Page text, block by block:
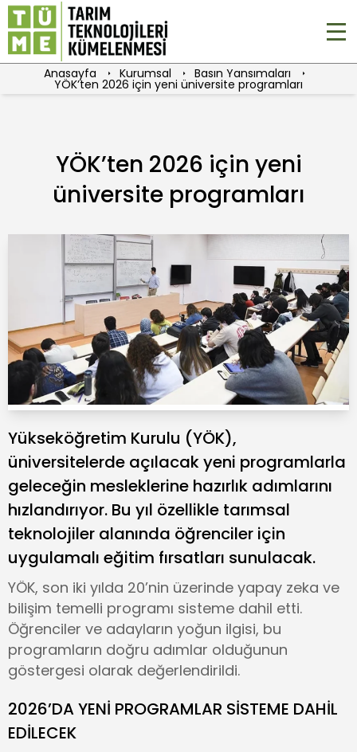
Anasayfa Kurumsal Basın Yansımaları
YÖK’ten 2026 için yeni üniversite programları
YÖK’ten 2026 için yeni
üniversite programları
Yükseköğretim Kurulu (YÖK),
üniversitelerde açılacak yeni programlarla
geleceğin mesleklerine hazırlık adımlarını
hızlandırıyor. Bu yıl özellikle tarımsal
teknolojiler alanında öğrenciler için
uygulamalı eğitim fırsatları sunulacak.
YÖK, son iki yılda 20’nin üzerinde yapay zeka ve
bilişim temelli programı sisteme dahil etti.
Öğrenciler ve adayların yoğun ilgisi, bu
programların doğru adımlar olduğunun
göstergesi olarak değerlendirildi.
2026’DA YENİ PROGRAMLAR SİSTEME DAHİL
EDİLECEK